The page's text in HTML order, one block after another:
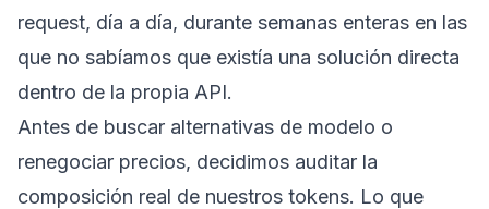
request, día a día, durante semanas enteras en las
que no sabíamos que existía una solución directa
dentro de la propia API.
Antes de buscar alternativas de modelo o
renegociar precios, decidimos auditar la
composición real de nuestros tokens. Lo que